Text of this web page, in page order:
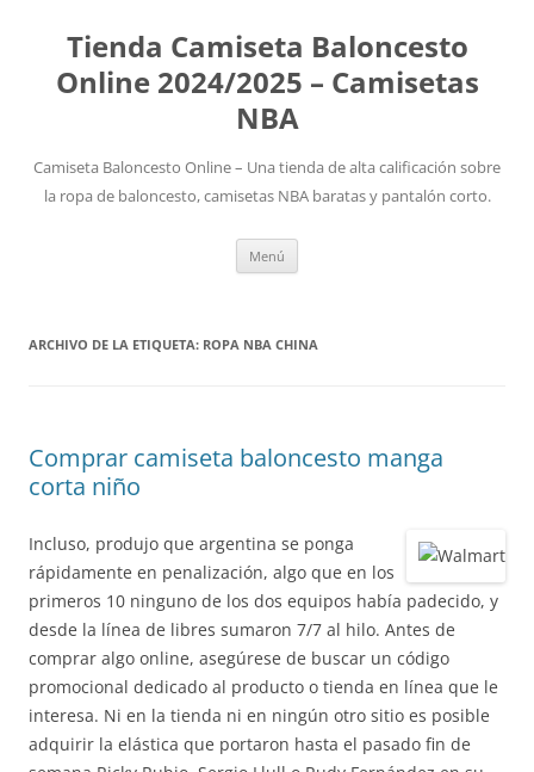
Tienda Camiseta Baloncesto
Online 2024/2025 – Camisetas
NBA
Camiseta Baloncesto Online – Una tienda de alta calificación sobre
la ropa de baloncesto, camisetas NBA baratas y pantalón corto.
Menú
ARCHIVO DE LA ETIQUETA: ROPA NBA CHINA
Comprar camiseta baloncesto manga
corta niño
Incluso, produjo que argentina se ponga
rápidamente en penalización, algo que en los
primeros 10 ninguno de los dos equipos había padecido, y
desde la línea de libres sumaron 7/7 al hilo. Antes de
comprar algo online, asegúrese de buscar un código
promocional dedicado al producto o tienda en línea que le
interesa. Ni en la tienda ni en ningún otro sitio es posible
adquirir la elástica que portaron hasta el pasado fin de